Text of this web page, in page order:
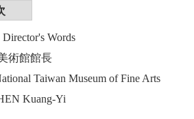
Words
術館館長
Taiwan Museum of Fine Arts
Kuang-Yi